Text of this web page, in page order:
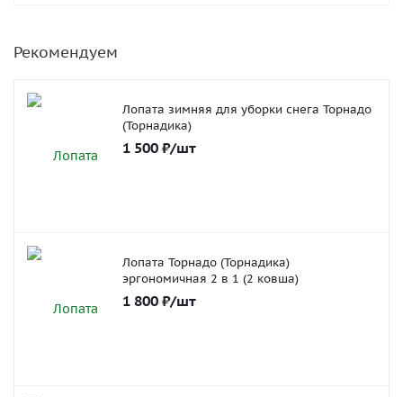
Рекомендуем
Лопата зимняя для уборки снега Торнадо
(Торнадика)
1 500 ₽/шт
Лопата Торнадо (Торнадика)
эргономичная 2 в 1 (2 ковша)
1 800 ₽/шт